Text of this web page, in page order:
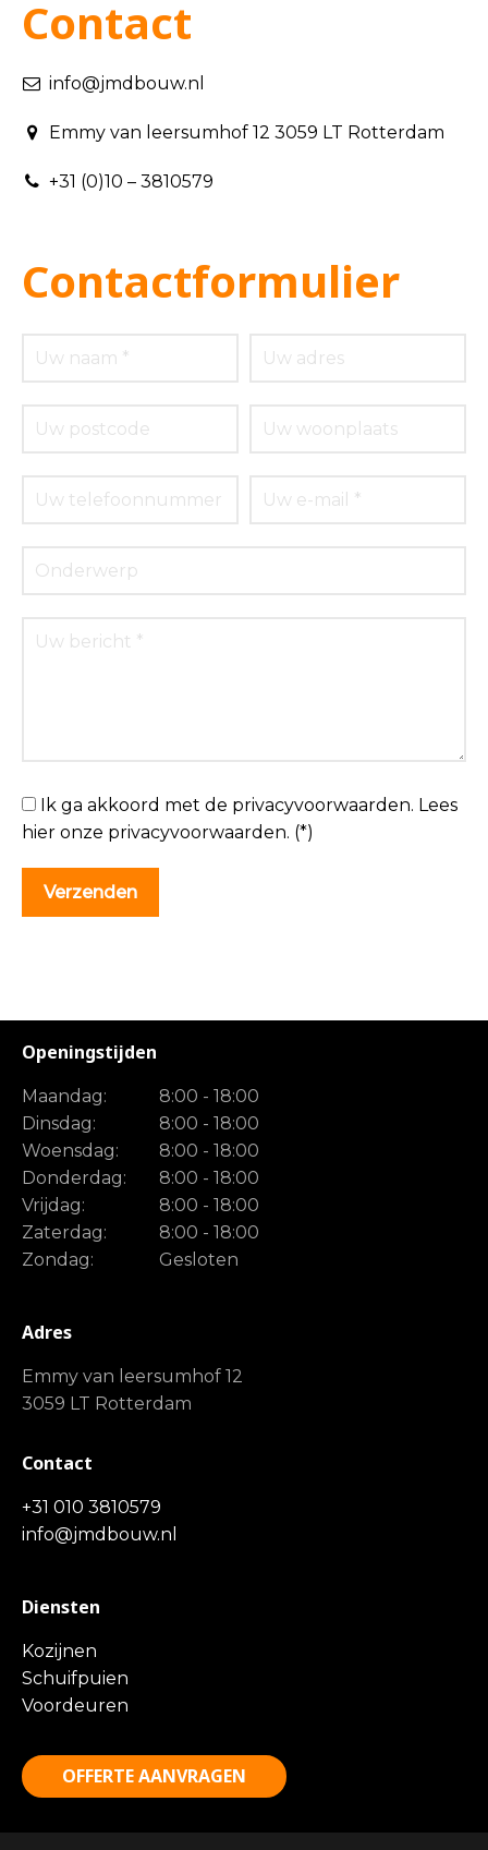
Contact
info@jmdbouw.nl
Emmy van leersumhof 12 3059 LT Rotterdam
+31 (0)10 – 3810579
Contactformulier
Ik ga akkoord met de privacyvoorwaarden. Lees
hier onze privacyvoorwaarden. (*)
Openingstijden
Maandag:
8:00 - 18:00
Dinsdag:
8:00 - 18:00
Woensdag:
8:00 - 18:00
Donderdag:
8:00 - 18:00
Vrijdag:
8:00 - 18:00
Zaterdag:
8:00 - 18:00
Zondag:
Gesloten
Adres
Emmy van leersumhof 12
3059 LT Rotterdam
Contact
+31 010 3810579
info@jmdbouw.nl
Diensten
Kozijnen
Schuifpuien
Voordeuren
OFFERTE AANVRAGEN